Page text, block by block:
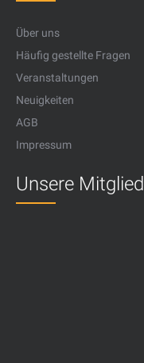
Über uns
Häufig gestellte Fragen
Veranstaltungen
Neuigkeiten
AGB
Impressum
Unsere